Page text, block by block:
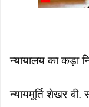
​न्यायालय का कड़ा
​न्यायमूर्ति शेखर